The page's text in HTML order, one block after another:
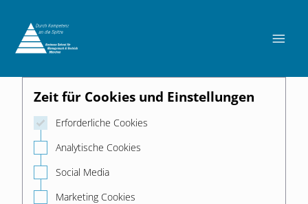

Zeit für Cookies und Einstellungen
Erforderliche Cookies
Analytische Cookies
Social Media
Marketing Cookies